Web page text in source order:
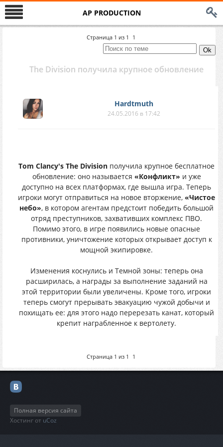
AP PRODUCTION
Страница 1 из 1 1
The Division получила крупное обновление
Hardtmuth
24.05.2016 в 17:42
Tom Clancy's The Division получила крупное бесплатное
обновление: оно называется «Конфликт» и уже
доступно на всех платформах, где вышла игра. Теперь
игроки могут отправиться на новое вторжение, «Чистое
небо», в котором агентам предстоит победить большой
отряд преступников, захвативших комплекс ПВО.
Помимо этого, в игре появились новые опасные
противники, уничтожение которых открывает доступ к
мощной экипировке.
Изменения коснулись и Темной зоны: теперь она
расширилась, а награды за выполнение заданий на
этой территории были увеличены. Кроме того, игроки
теперь смогут прерывать эвакуацию чужой добычи и
похищать ее: для этого надо перерезать канат, который
крепит награбленное к вертолету.
Страница 1 из 1 1
Полная версия сайта
Хостинг от uCoz